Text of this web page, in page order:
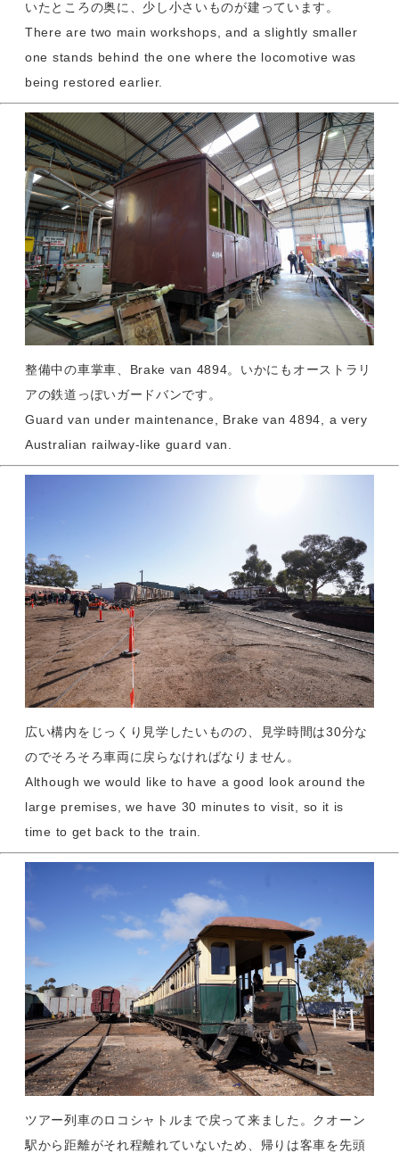
いたところの奥に、少し小さいものが建っています。
There are two main workshops, and a slightly smaller
one stands behind the one where the locomotive was
being restored earlier.
整備中の車掌車、Brake van 4894。いかにもオーストラリ
アの鉄道っぽいガードバンです。
Guard van under maintenance, Brake van 4894, a very
Australian railway-like guard van.
広い構内をじっくり見学したいものの、見学時間は30分な
のでそろそろ車両に戻らなければなりません。
Although we would like to have a good look around the
large premises, we have 30 minutes to visit, so it is
time to get back to the train.
ツアー列車のロコシャトルまで戻って来ました。クオーン
駅から距離がそれ程離れていないため、帰りは客車を先頭